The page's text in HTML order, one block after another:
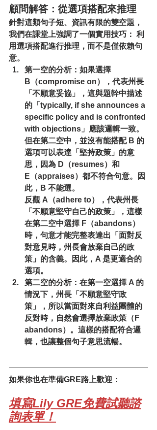
顧問解答：從選項搭配來推理
針對這類句子短、資訊有限的雙空題，
我們在課堂上強調了一個實用技巧： 利
用選項搭配進行推理，而不是僅依賴句
意。
第一空的分析： 如果選擇
B（compromise on），代表州長
「不願意妥協」，這與題幹中描述
的「typically, if she announces a
specific policy and is confronted
with objections」應該邏輯一致。
但在第二空中，並沒有能搭配 B 的
選項可以表達「堅持政策」的意
思，因為 D（resumes）和
E（appraises）都不符合句意。因
此，B 不能選。
反觀 A（adhere to），代表州長
「不願意堅守自己的政策」，這樣
在第二空中選擇 F（abandons）
時，句意才能完整表達出「面對反
對意見時，州長會放棄自己的政
策」的含義。因此，A 是更適合的
選項。
第二空的分析： 在第一空選擇 A 的
情況下，州長「不願意堅守政
策」，所以當面對來自利益團體的
反對時，自然會選擇放棄政策（F
abandons）。這樣的搭配符合邏
輯，也讓整個句子意思流暢。
如果你也在準備GRE路上歡迎：
填寫Lily GRE免費試聽諮
詢表單！